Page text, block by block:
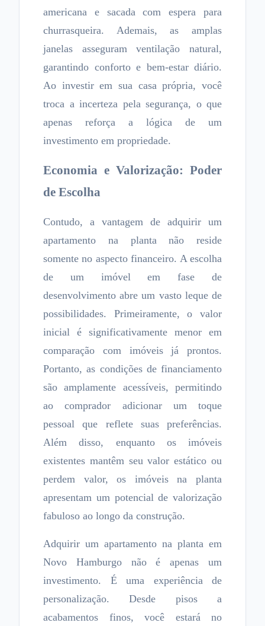
americana e sacada com espera para
churrasqueira. Ademais, as amplas
janelas asseguram ventilação natural,
garantindo conforto e bem-estar diário.
Ao investir em sua casa própria, você
troca a incerteza pela segurança, o que
apenas reforça a lógica de um
investimento em propriedade.
Economia e Valorização: Poder
de Escolha
Contudo, a vantagem de adquirir um
apartamento na planta não reside
somente no aspecto financeiro. A escolha
de um imóvel em fase de
desenvolvimento abre um vasto leque de
possibilidades. Primeiramente, o valor
inicial é significativamente menor em
comparação com imóveis já prontos.
Portanto, as condições de financiamento
são amplamente acessíveis, permitindo
ao comprador adicionar um toque
pessoal que reflete suas preferências.
Além disso, enquanto os imóveis
existentes mantêm seu valor estático ou
perdem valor, os imóveis na planta
apresentam um potencial de valorização
fabuloso ao longo da construção.
Adquirir um apartamento na planta em
Novo Hamburgo não é apenas um
investimento. É uma experiência de
personalização. Desde pisos a
acabamentos finos, você estará no